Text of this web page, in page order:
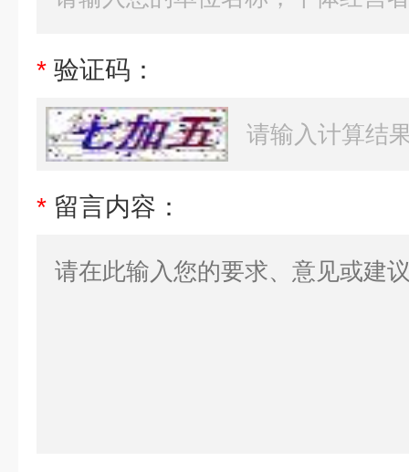
* 验证码：
* 留言内容：